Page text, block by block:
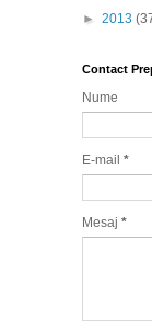
► 2013
Contact
Nume
E-mail *
Mesaj *